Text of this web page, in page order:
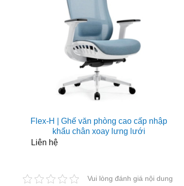
Flex-H | Ghế văn phòng cao cấp nhập
khẩu chân xoay lưng lưới
Liên hệ
Vui lòng đánh giá nội dung